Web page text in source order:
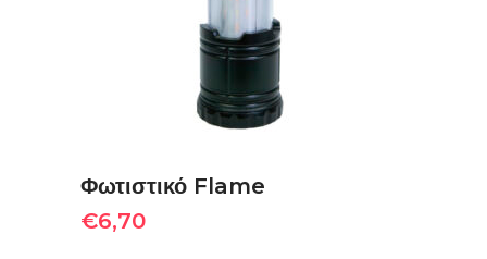
Φωτιστικό Flame
€6,70